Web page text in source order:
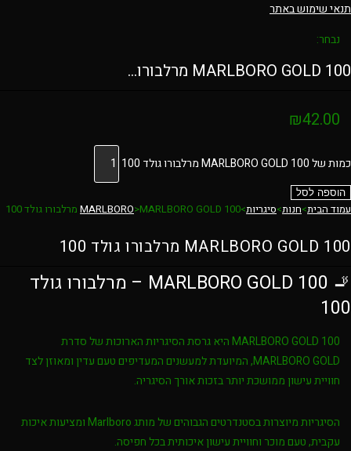
תנאי שימוש באתר
נבחר:
MARLBORO GOLD 100 מרלבורו…
₪42.00
כמות של MARLBORO GOLD 100 מרלבורו גולד 100
הוספה לסל
עמוד הבית>חנות>סיגריות>
MARLBORO>MARLBORO GOLD 100 מרלבורו גולד 100
MARLBORO GOLD 100 מרלבורו גולד 100
🚬 MARLBORO GOLD 100 – מרלבורו גולד
100
MARLBORO GOLD 100היא גרסת הסיגריות הארוכות של סדרת
MARLBORO GOLD, המיועדת למעשנים המעדיפים טעם עדין ומאוזן לצד
חוויית עישון ממושכת יותר בזכות אורך הסיגריה.
הסיגריות מיוצרות בסטנדרטים הגבוהים של מותגMarlboroומציעות איכות
עקבית, טעם מוכר וחוויית עישון איכותית בכל חפיסה.